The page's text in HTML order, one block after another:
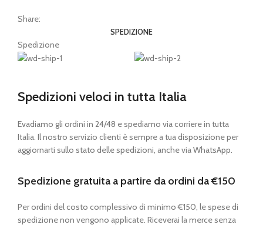
Share:
SPEDIZIONE
Spedizione
Spedizioni veloci in tutta Italia
Evadiamo gli ordini in 24/48 e spediamo via corriere in tutta
Italia. Il nostro servizio clienti è sempre a tua disposizione per
aggiornarti sullo stato delle spedizioni, anche via WhatsApp.
Spedizione gratuita a partire da ordini da €150
Per ordini del costo complessivo di minimo €150, le spese di
spedizione non vengono applicate. Riceverai la merce senza